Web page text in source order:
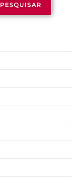
PESQUISAR